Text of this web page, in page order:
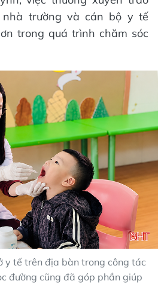
nhà trường và cán bộ y tế
trong quá trình chăm sóc
y tế trên địa bàn trong công tác
đường cũng đã góp phần giúp